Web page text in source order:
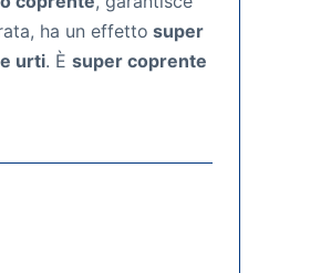
ha un effetto super
urti. Èsuper coprente